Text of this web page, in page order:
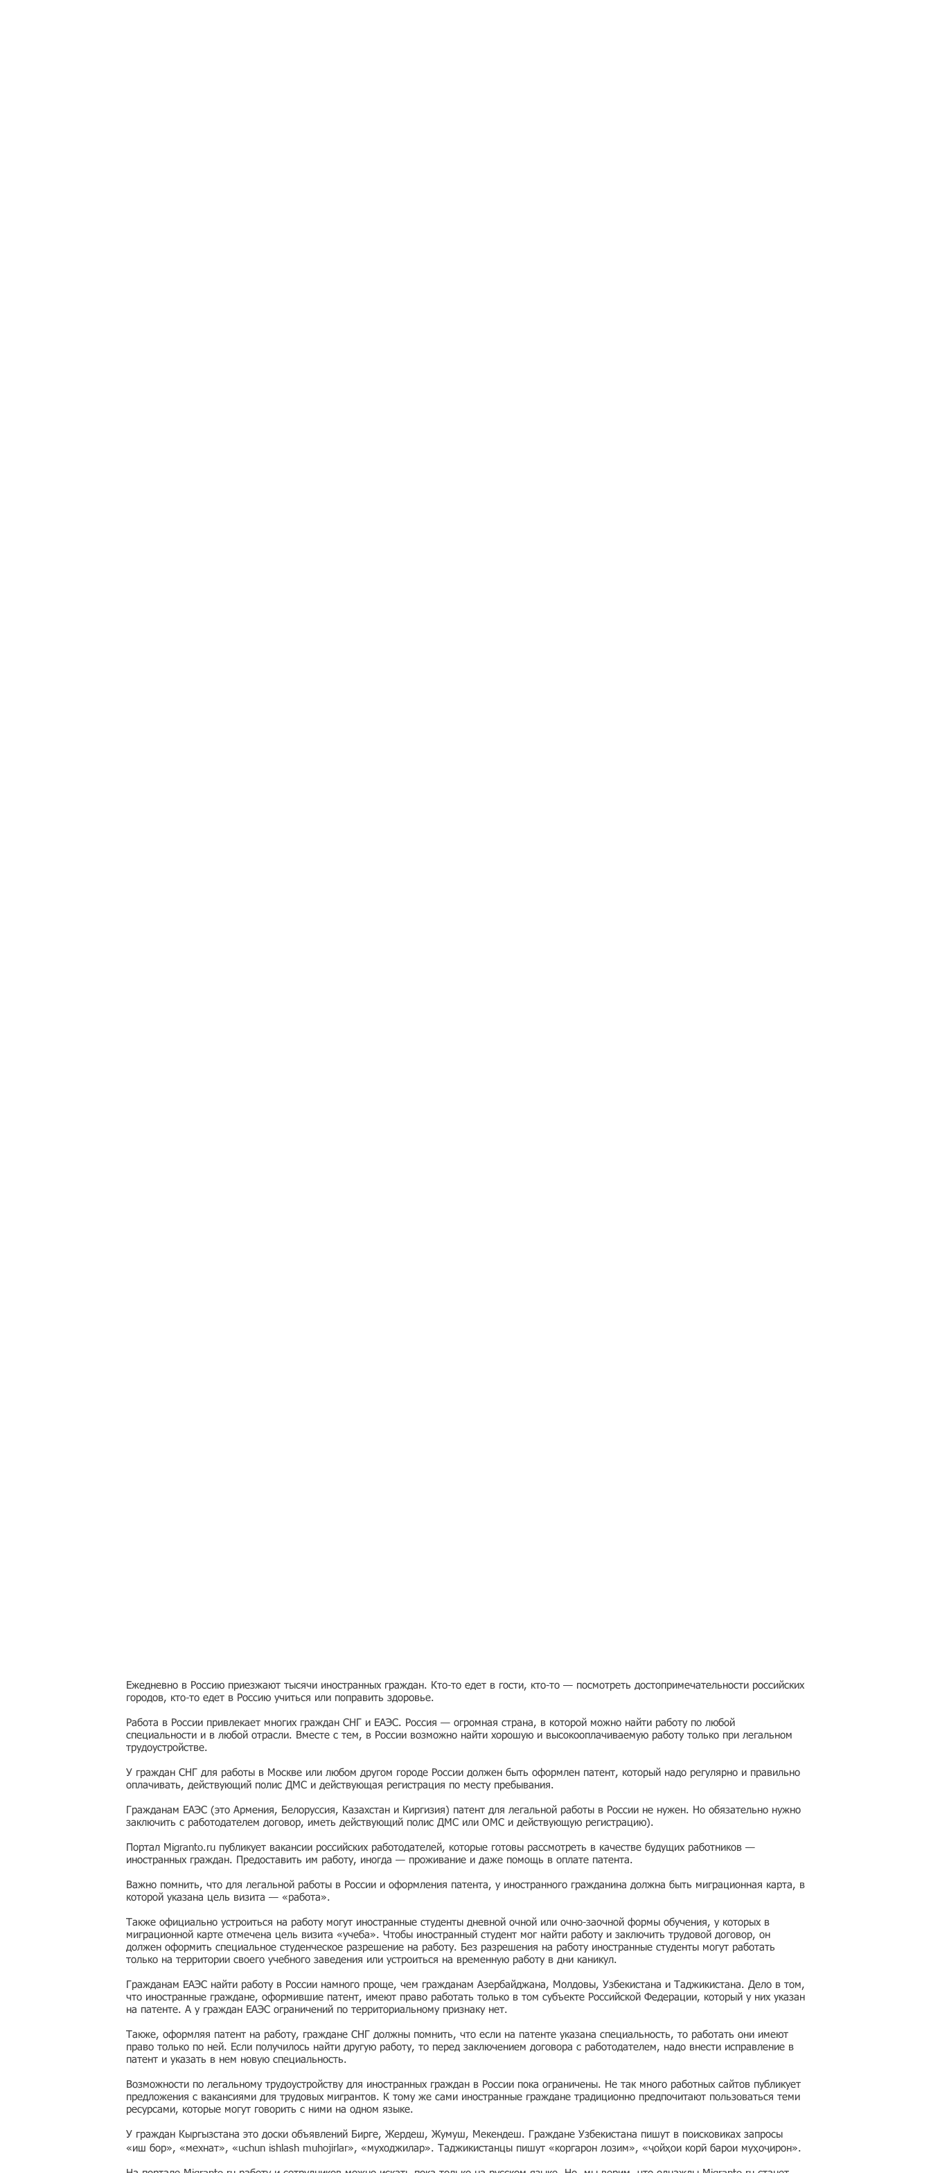
Ежедневно в Россию приезжают тысячи иностранных граждан. Кто-то едет в гости, кто-то — посмотреть достопримечательности российских
городов, кто-то едет в Россию учиться или поправить здоровье.
Работа в России привлекает многих граждан СНГ и ЕАЭС. Россия — огромная страна, в которой можно найти работу по любой
специальности и в любой отрасли. Вместе с тем, в России возможно найти хорошую и высокооплачиваемую работу только при легальном
трудоустройстве.
У граждан СНГ для работы в Москве или любом другом городе России должен быть оформлен патент, который надо регулярно и правильно
оплачивать, действующий полис ДМС и действующая регистрация по месту пребывания.
Гражданам ЕАЭС (это Армения, Белоруссия, Казахстан и Киргизия) патент для легальной работы в России не нужен. Но обязательно нужно
заключить с работодателем договор, иметь действующий полис ДМС или ОМС и действующую регистрацию).
Портал Migranto.ru публикует вакансии российских работодателей, которые готовы рассмотреть в качестве будущих работников —
иностранных граждан. Предоставить им работу, иногда — проживание и даже помощь в оплате патента.
Важно помнить, что для легальной работы в России и оформления патента, у иностранного гражданина должна быть миграционная карта, в
которой указана цель визита — «работа».
Также официально устроиться на работу могут иностранные студенты дневной очной или очно-заочной формы обучения, у которых в
миграционной карте отмечена цель визита «учеба». Чтобы иностранный студент мог найти работу и заключить трудовой договор, он
должен оформить специальное студенческое разрешение на работу. Без разрешения на работу иностранные студенты могут работать
только на территории своего учебного заведения или устроиться на временную работу в дни каникул.
Гражданам ЕАЭС найти работу в России намного проще, чем гражданам Азербайджана, Молдовы, Узбекистана и Таджикистана. Дело в том,
что иностранные граждане, оформившие патент, имеют право работать только в том субъекте Российской Федерации, который у них указан
на патенте. А у граждан ЕАЭС ограничений по территориальному признаку нет.
Также, оформляя патент на работу, граждане СНГ должны помнить, что если на патенте указана специальность, то работать они имеют
право только по ней. Если получилось найти другую работу, то перед заключением договора с работодателем, надо внести исправление в
патент и указать в нем новую специальность.
Возможности по легальному трудоустройству для иностранных граждан в России пока ограничены. Не так много работных сайтов публикует
предложения с вакансиями для трудовых мигрантов. К тому же сами иностранные граждане традиционно предпочитают пользоваться теми
ресурсами, которые могут говорить с ними на одном языке.
У граждан Кыргызстана это доски объявлений Бирге, Жердеш, Жумуш, Мекендеш. Граждане Узбекистана пишут в поисковиках запросы
«иш бор», «мехнат», «uchun ishlash muhojirlar», «муходжилар». Таджикистанцы пишут «коргарон лозим», «ҷойҳои корӣ барои муҳоҷирон».